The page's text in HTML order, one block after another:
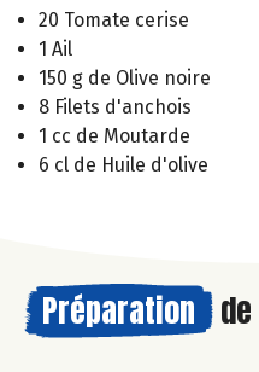
20 Tomate cerise
1 Ail
150 g de Olive noire
8 Filets d'anchois
1 cc de Moutarde
6 cl de Huile d'olive
Préparation